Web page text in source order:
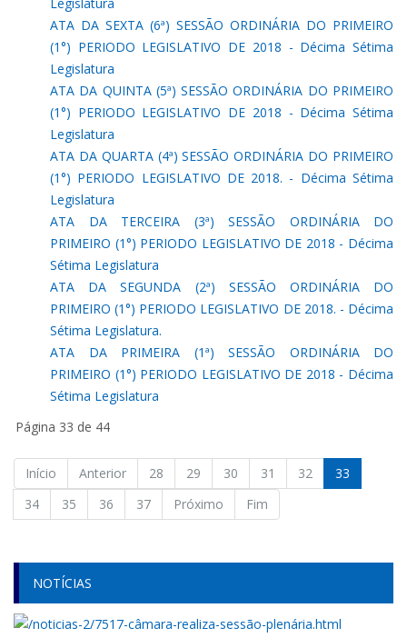
ATA DA SEXTA (6ª) SESSÃO ORDINÁRIA DO PRIMEIRO
(1°) PERIODO LEGISLATIVO DE 2018 - Décima Sétima
Legislatura
ATA DA QUINTA (5ª) SESSÃO ORDINÁRIA DO PRIMEIRO
(1°) PERIODO LEGISLATIVO DE 2018 - Décima Sétima
Legislatura
ATA DA QUARTA (4ª) SESSÃO ORDINÁRIA DO PRIMEIRO
(1°) PERIODO LEGISLATIVO DE 2018. - Décima Sétima
Legislatura
ATA DA TERCEIRA (3ª) SESSÃO ORDINÁRIA DO
PRIMEIRO (1°) PERIODO LEGISLATIVO DE 2018 - Décima
Sétima Legislatura
ATA DA SEGUNDA (2ª) SESSÃO ORDINÁRIA DO
PRIMEIRO (1°) PERIODO LEGISLATIVO DE 2018. - Décima
Sétima Legislatura.
ATA DA PRIMEIRA (1ª) SESSÃO ORDINÁRIA DO
PRIMEIRO (1°) PERIODO LEGISLATIVO DE 2018 - Décima
Sétima Legislatura
Página 33 de 44
Início Anterior 28 29 30 31 32
33
34
35 36 37 Próximo Fim
NOTÍCIAS